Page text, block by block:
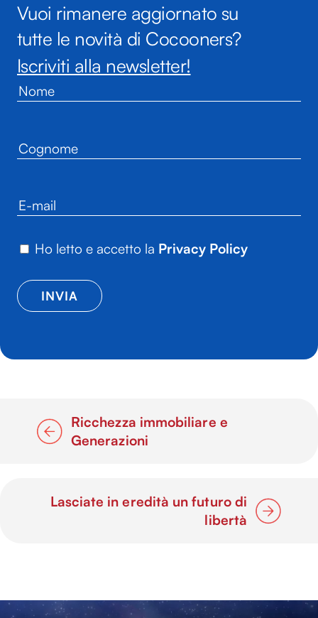
Vuoi rimanere aggiornato su
tutte le novità di Cocooners?
Iscriviti alla newsletter!
Ho letto e accetto la Privacy Policy
Ricchezza immobiliare e
Generazioni
Lasciate in eredità un futuro di
libertà